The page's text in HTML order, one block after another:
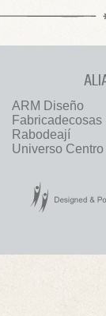
ARM Diseño
Fabricadecosas
Rabodeají
Universo Centro